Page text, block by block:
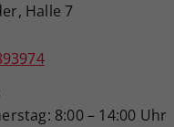
Halle 7
8:00 – 14:00 Uhr